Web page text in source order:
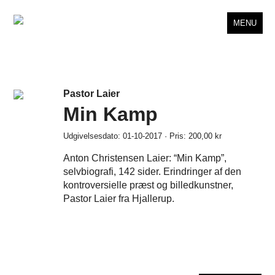
MENU
Pastor Laier
Min Kamp
Udgivelsesdato: 01-10-2017 · Pris: 200,00 kr
Anton Christensen Laier: “Min Kamp”,
selvbiografi, 142 sider. Erindringer af den
kontroversielle præst og billedkunstner,
Pastor Laier fra Hjallerup.